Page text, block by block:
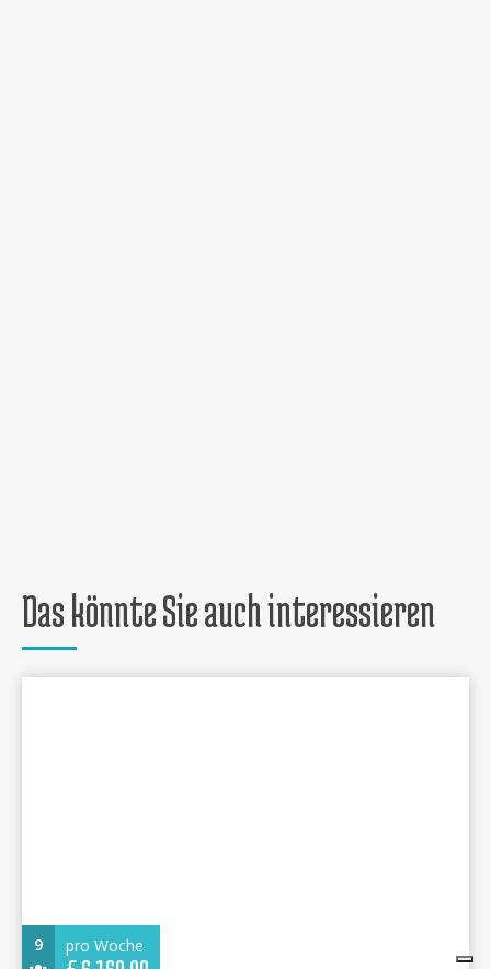
Das könnte Sie auch interessieren
9 pro Woche